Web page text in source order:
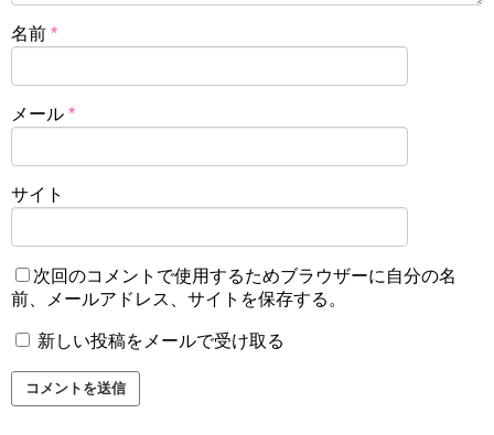
名前 *
メール *
サイト
次回のコメントで使用するためブラウザーに自分の名
前、メールアドレス、サイトを保存する。
新しい投稿をメールで受け取る